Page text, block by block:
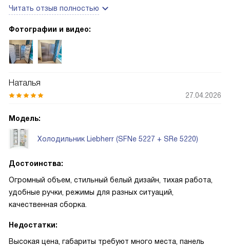
помещается, и можно спокойно готовить к праздникам
без суеты. Один раз готовила большой торт для дня
всё влезло идеально. Наличие зоны для овощей
действительно увеличивает срок хранения зелени, а
такое облегчение для хозяйки. Сенсорная панель проста в
управлении, и я без проблем активирую SuperCool, когда
охлаждает быстро, это заметно. Ночное светодиодное
освещение мягко подсвечивает содержимое, не режет
глаза, а холодильник работает тихо, даже ночью он почти
не слышен. Делала небольшой отпуск и не переживала:
успокаивали, а SmartDevice-Box давал уверенность в
удалённом контроле! В повседневной жизни техника уже
стала незаметной помощницей: удобные полки,
выдвижные ящики и простая система хранения делают
Читать отзыв полностью
Фотографии и видео:
Наталья
27.04.2026
Модель:
Холодильник Liebherr (SFNe 5227 + SRe 5220)
Достоинства:
Огромный объем, стильный белый дизайн, тихая работа,
удобные ручки, режимы для разных ситуаций,
качественная сборка.
Недостатки:
Высокая цена, габариты требуют много места, панель